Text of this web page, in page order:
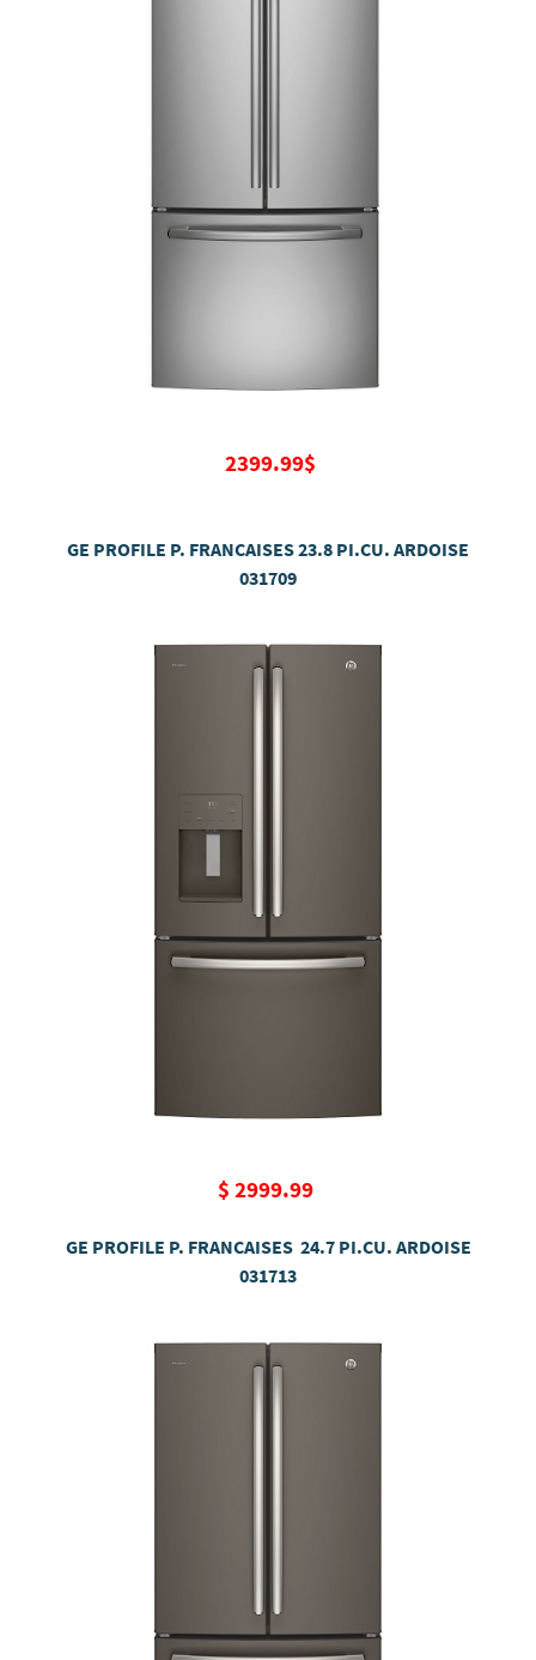
2399.99$
GE PROFILE P. FRANCAISES 23.8 PI.CU. ARDOISE
031709
$ 2999.99
GE PROFILE P. FRANCAISES 24.7 PI.CU. ARDOISE
031713